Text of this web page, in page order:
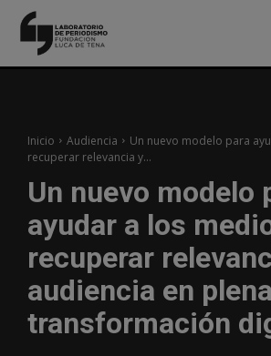
Inicio Audiencia
Un nuevo modelo para
recuperar relevancia y...
Un nuevo modelo
ayudar a los
recuperar
audiencia en plena
transformación